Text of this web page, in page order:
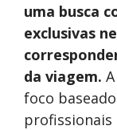
uma busca
exclusivas
da viagem.
foco